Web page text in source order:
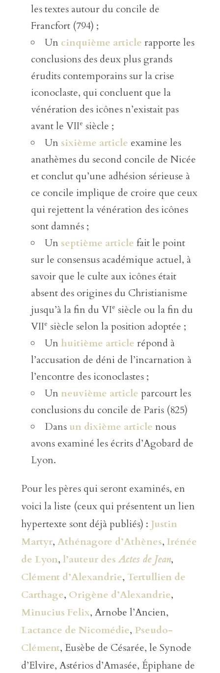
les textes autour du concile de
Francfort (794) ;
Un cinquième article rapporte les
conclusions des deux plus grands
érudits contemporains sur la crise
iconoclaste, qui concluent que la
vénération des icônes n’existait pas
avant le VIIe siècle ;
Un sixième article examine les
anathèmes du second concile de Nicée
et conclut qu’une adhésion sérieuse à
ce concile implique de croire que ceux
qui rejettent la vénération des icônes
sont damnés ;
Un septième article fait le point
sur le consensus académique actuel, à
savoir que le culte aux icônes était
absent des origines du Christianisme
jusqu’à la fin du VIe siècle ou la fin du
VIIe siècle selon la position adoptée ;
Unhuitième article répond à
l’accusation de déni de l’incarnation à
l’encontre des iconoclastes ;
Unneuvième article parcourt les
conclusions du concile de Paris (825)
Dans un dixième article nous
avons examiné les écrits d’Agobard de
Lyon.
Pour les pères qui seront examinés, en
voici la liste (ceux qui présentent un lien
hypertexte sont déjà publiés) : Justin
Martyr, Athénagore d’Athènes, Irénée
de Lyon, l’auteur des Actes de Jean,
Clément d’Alexandrie, Tertullien de
Carthage, Origène d’Alexandrie,
Minucius Felix, Arnobe l’Ancien,
Lactance de Nicomédie, Pseudo-
Clément, Eusèbe de Césarée, le Synode
d’Elvire, Astérios d’Amasée, Épiphane de